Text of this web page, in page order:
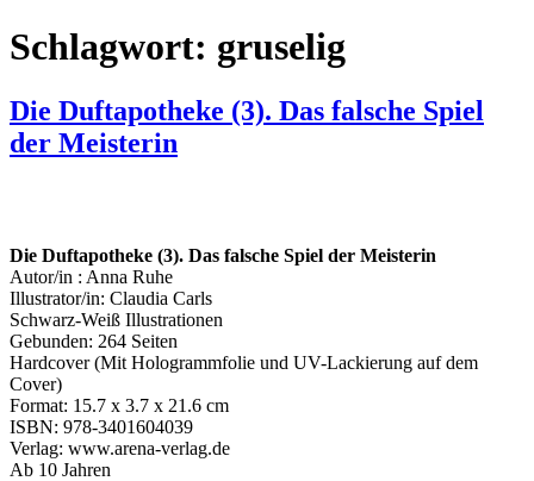
Schlagwort: gruselig
Die Duftapotheke (3). Das falsche Spiel
der Meisterin
Die Duftapotheke (3). Das falsche Spiel der Meisterin
Autor/in : Anna Ruhe
Illustrator/in: Claudia Carls
Schwarz-Weiß Illustrationen
Gebunden: 264 Seiten
Hardcover (Mit Hologrammfolie und UV-Lackierung auf dem
Cover)
Format: 15.7 x 3.7 x 21.6 cm
ISBN: 978-3401604039
Verlag: www.arena-verlag.de
Ab 10 Jahren